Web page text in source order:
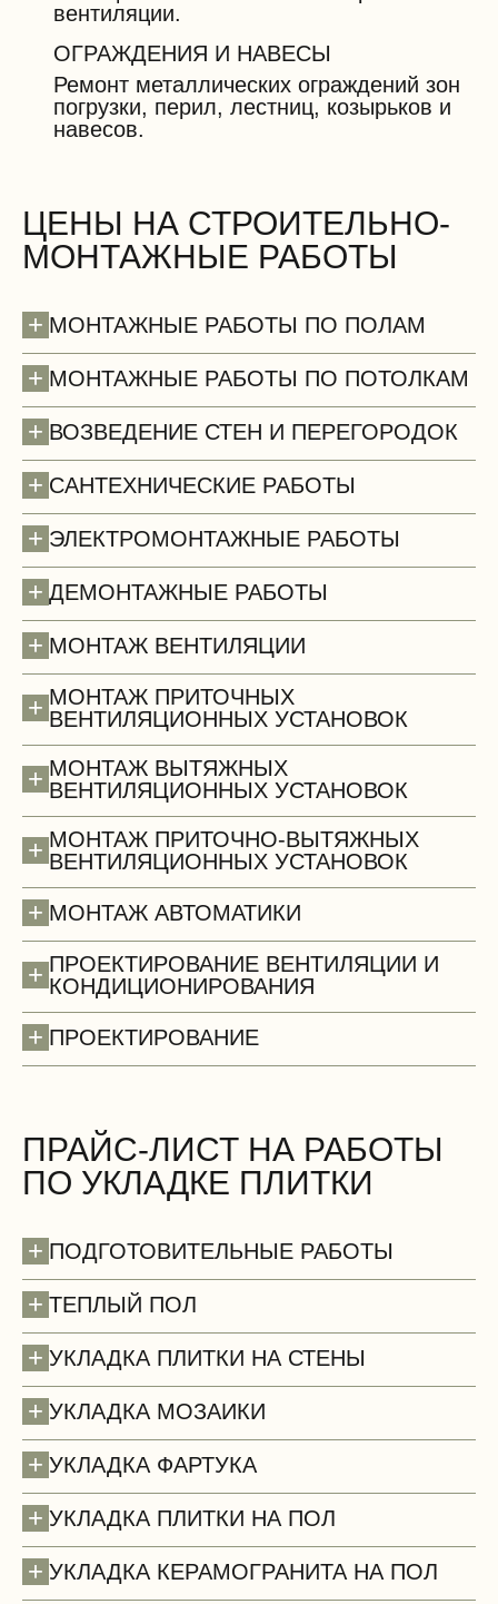
вентиляции.
ОГРАЖДЕНИЯ И НАВЕСЫ
Ремонт металлических ограждений зон
погрузки, перил, лестниц, козырьков и
навесов.
ЦЕНЫ НА СТРОИТЕЛЬНО-
МОНТАЖНЫЕ РАБОТЫ
+ МОНТАЖНЫЕ РАБОТЫ ПО ПОЛАМ
+ МОНТАЖНЫЕ РАБОТЫ ПО ПОТОЛКАМ
+ ВОЗВЕДЕНИЕ СТЕН И ПЕРЕГОРОДОК
+ САНТЕХНИЧЕСКИЕ РАБОТЫ
+ ЭЛЕКТРОМОНТАЖНЫЕ РАБОТЫ
+ ДЕМОНТАЖНЫЕ РАБОТЫ
Полы (демонтаж)
+ МОНТАЖ ВЕНТИЛЯЦИИ
+ МОНТАЖ ПРИТОЧНЫХ
ВЕНТИЛЯЦИОННЫХ УСТАНОВОК
+ МОНТАЖ ВЫТЯЖНЫХ
ВЕНТИЛЯЦИОННЫХ УСТАНОВОК
+ МОНТАЖ ПРИТОЧНО-ВЫТЯЖНЫХ
ВЕНТИЛЯЦИОННЫХ УСТАНОВОК
+ МОНТАЖ АВТОМАТИКИ
+ ПРОЕКТИРОВАНИЕ ВЕНТИЛЯЦИИ И
КОНДИЦИОНИРОВАНИЯ
+ ПРОЕКТИРОВАНИЕ
ПРАЙС-ЛИСТ НА РАБОТЫ
ПО УКЛАДКЕ ПЛИТКИ
+ ПОДГОТОВИТЕЛЬНЫЕ РАБОТЫ
+ ТЕПЛЫЙ ПОЛ
+ УКЛАДКА ПЛИТКИ НА СТЕНЫ
+ УКЛАДКА МОЗАИКИ
+ УКЛАДКА ФАРТУКА
+ УКЛАДКА ПЛИТКИ НА ПОЛ
+ УКЛАДКА КЕРАМОГРАНИТА НА ПОЛ